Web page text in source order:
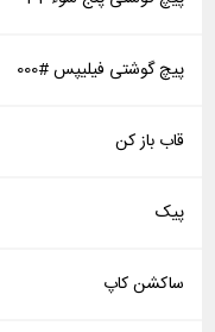
پیچ گوشتی فیلیپس #000
قاب باز کن
پیک
ساکشن کاپ